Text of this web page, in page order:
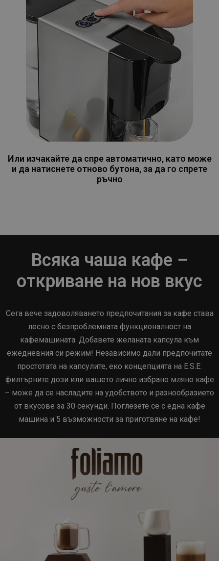
Или изчакайте да спре автоматично, като може
и да натиснете отново бутона, за да го спрете
ръчно
Всяка чаша кафе –
откриване на нов вкус
Сега вече задоволяването предпочитания за кафе става
лесно с безпроблемната функционалност на
кафемашината. Добавете желаната капсула към
ежедневния си режим! Независимо дали предпочитате
простотата на капсулите, еко концепцията на E.S.E.
филтърните дози или вашето лично избрано мляно кафе
– може да се насладите на удобството и разнообразието
от вкусове за 30 секунди. Поглезете се с една кафе
машина и 5 възможности за приготвяне на кафе!